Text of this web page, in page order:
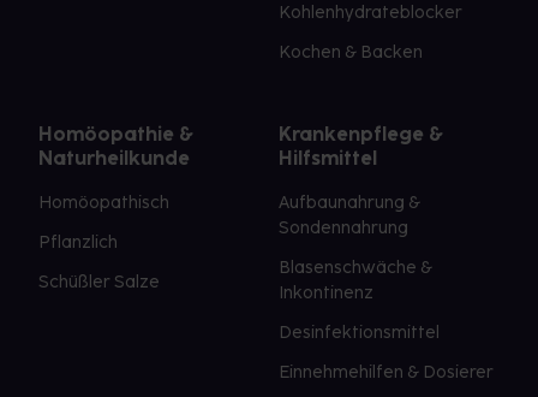
Kohlenhydrateblocker
Kochen & Backen
Homöopathie &
Naturheilkunde
Homöopathisch
Pflanzlich
Schüßler Salze
Krankenpflege &
Hilfsmittel
Aufbaunahrung &
Sondennahrung
Blasenschwäche &
Inkontinenz
Desinfektionsmittel
Einnehmehilfen & Dosierer